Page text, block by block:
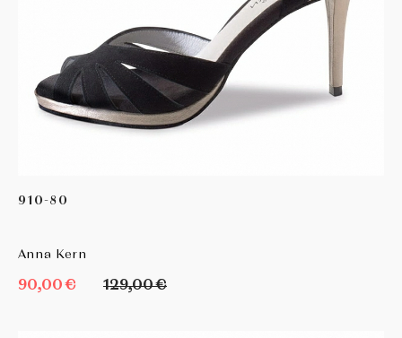
910-80
Anna Kern
90,00 € 129,00 €